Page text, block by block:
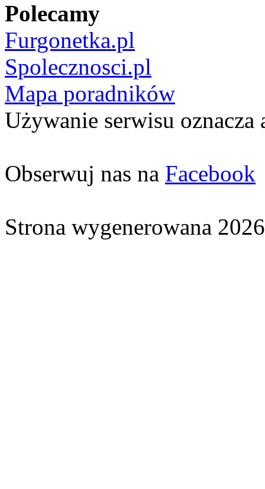
Polecamy
Furgonetka.pl
Spolecznosci.pl
Mapa poradników
Używanie serwisu oznacza
Obserwuj nas na Facebook
Strona wygenerowana